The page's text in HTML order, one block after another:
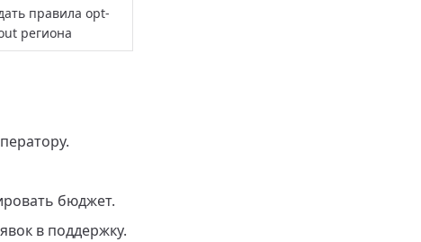
правила opt-
региона
бюджет.
в поддержку.